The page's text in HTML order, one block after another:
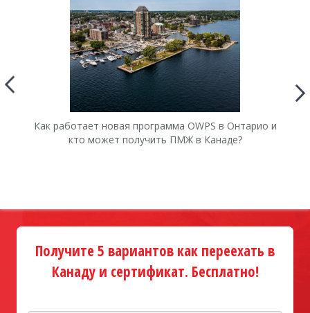
Как работает новая программа OWPS в Онтарио и
кто может получить ПМЖ в Канаде?
Получите 5 вариантов как переехать в
Канаду и сертификат. Бесплатно!